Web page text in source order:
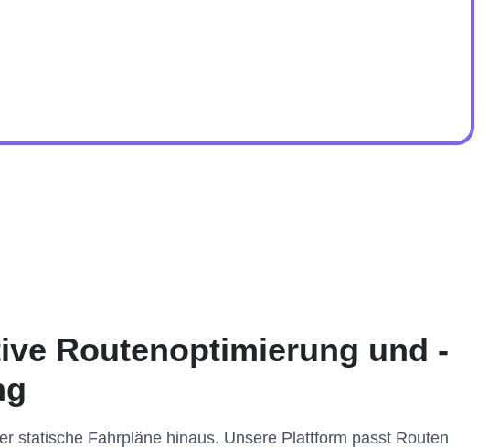
Routenoptimierung und -
statische Fahrpläne hinaus. Unsere Plattform passt Routen